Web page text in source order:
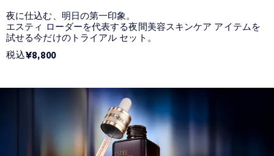
夜に仕込む、明日の第一印象。
エスティ ローダーを代表する夜間美容スキンケア アイテムを
試せる今だけのトライアル セット。
税込¥8,800